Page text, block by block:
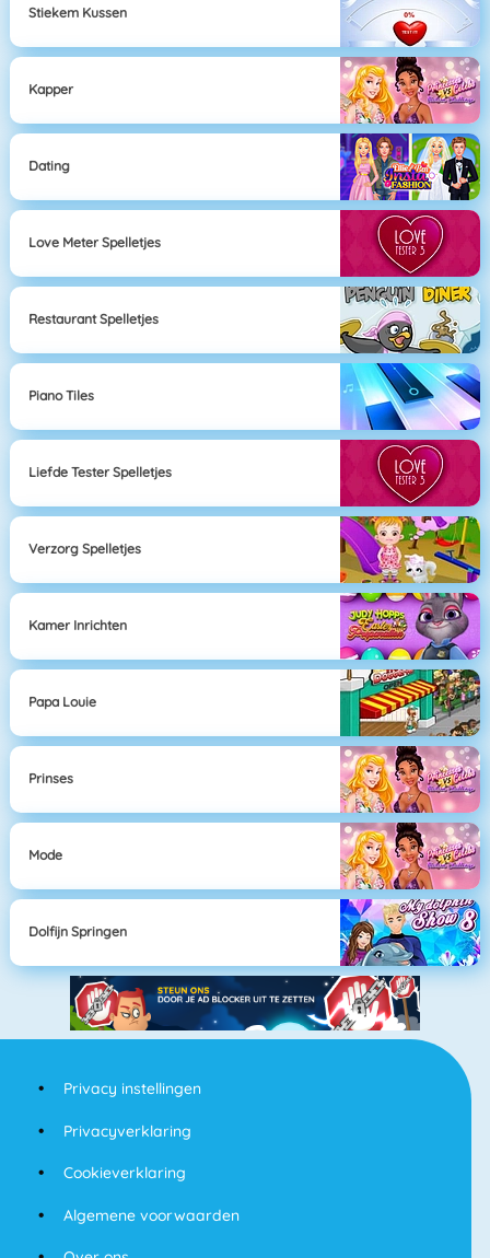
Stiekem Kussen
Kapper
Dating
Love Meter Spelletjes
Restaurant Spelletjes
Piano Tiles
Liefde Tester Spelletjes
Verzorg Spelletjes
Kamer Inrichten
Papa Louie
Prinses
Mode
Dolfijn Springen
Privacy instellingen
Privacyverklaring
Cookieverklaring
Algemene voorwaarden